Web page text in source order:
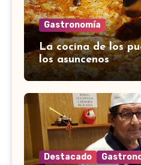
Gastronomía
La cocina de los
los asuncenos
Destacado